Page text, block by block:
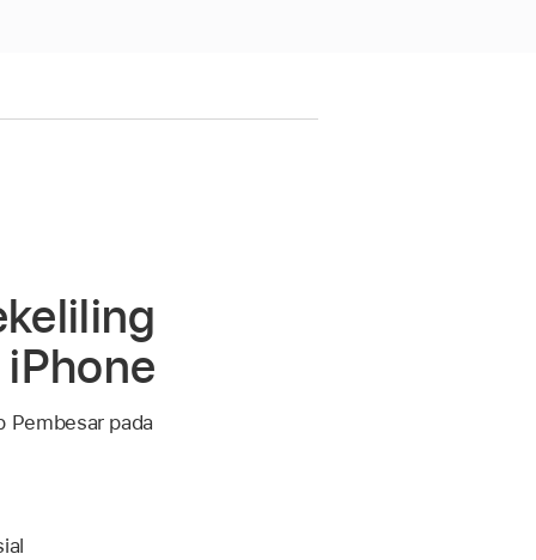
Pembesar pada